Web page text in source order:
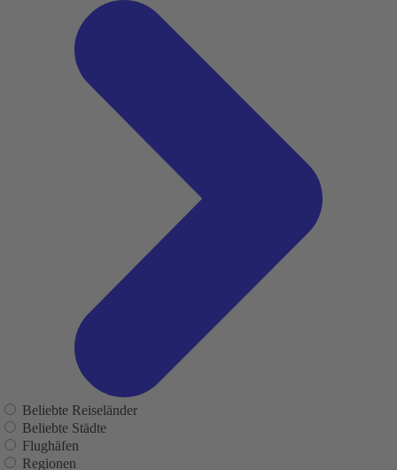
Beliebte Reiseländer
Beliebte Städte
Flughäfen
Regionen